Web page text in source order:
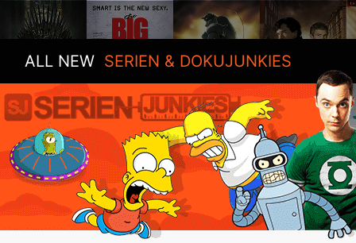
ALL NEW SERIEN & DOKUJUNKIES